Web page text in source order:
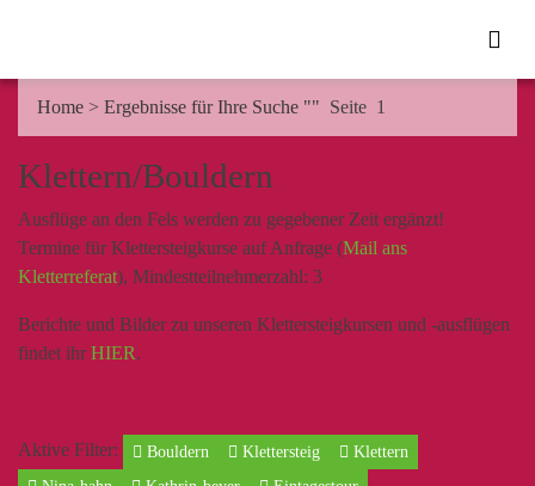
Home > Ergebnisse für Ihre Suche "" Seite 1
Klettern/Bouldern
Ausflüge an den Fels werden zu gegebener Zeit ergänzt!
Termine für Klettersteigkurse auf Anfrage (Mail ans
Kletterreferat), Mindestteilnehmerzahl: 3
Berichte und Bilder zu unseren Klettersteigkursen und -ausflügen
findet ihr HIER.
Aktive Filter: Bouldern Klettersteig
Klettern